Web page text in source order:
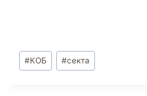
#КОБ #секта